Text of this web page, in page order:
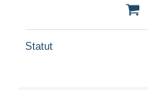
Statut